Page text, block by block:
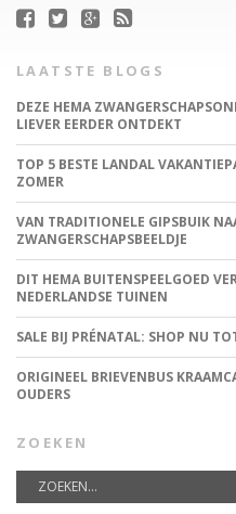
LAATSTE BLOGS
DEZE HEMA
LIEVER EERDER ONTDEKT
TOP 5 BESTE LANDAL
ZOMER
VAN TRADITIONELE GIPSBUIK
ZWANGERSCHAPSBEELDJE
DIT HEMA BUITENSPEELGOED
NEDERLANDSE TUINEN
SALE BIJ PRÉNATAL: SHOP NU
ORIGINEEL BRIEVENBUS
OUDERS
ZOEKEN